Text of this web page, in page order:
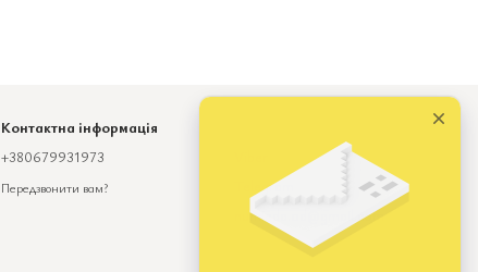
Контактна інформація
+380679931973
Передзвонити вам?
Telegram
numinda.od@gmail.com